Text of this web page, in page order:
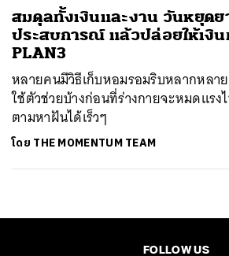
สมดุลทั้งเงินและงาน วันหยุด
ประสบการณ์ แล้วปล่อยให้เงิ
PLAN3
หลายคนมีวิธีเก็บหอมรอมริบหลากหลา
ใช้ตัวช่วยบ้างก่อนที่ร่างกายจะหมดแรง
ตามหาฝันได้เร็วๆ
โดย THE MOMENTUM TEAM
FOLLOW US